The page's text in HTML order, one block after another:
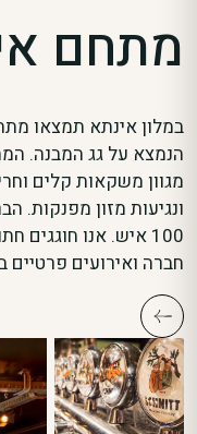
מתחם
במלון אינתא תמצאו
הנמצא על גג המבנה.
מגוון משקאות קלים
100 איש. אנו
חברה ואירועים